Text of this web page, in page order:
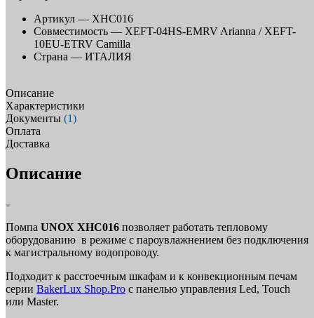
Артикул — XHC016
Совместимость — XEFT-04HS-EMRV Arianna / XEFT-
10EU-ETRV Camilla
Страна — ИТАЛИЯ
Описание
Характеристики
Документы (1)
Оплата
Доставка
Описание
Помпа UNOX XHC016 позволяет работать тепловому
оборудованию в режиме с пароувлажнением без подключения
к магистральному водопроводу.
Подходит к расстоечным шкафам и к конвекционным печам
серии BakerLux Shop.Pro с панелью управления Led, Touch
или Master.